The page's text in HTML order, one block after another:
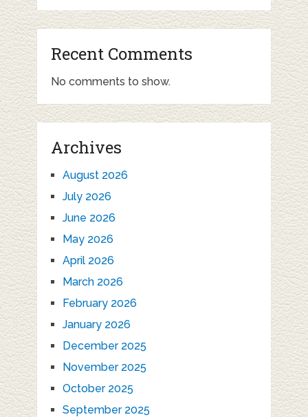
Recent Comments
No comments to show.
Archives
August 2026
July 2026
June 2026
May 2026
April 2026
March 2026
February 2026
January 2026
December 2025
November 2025
October 2025
September 2025